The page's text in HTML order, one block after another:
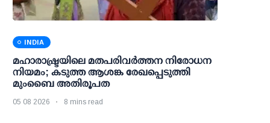
INDIA
മഹാരാഷ്ട്രയിലെ മതപരിവർത്തന നിരോധന
നിയമം; കടുത്ത ആശങ്ക രേഖപ്പെടുത്തി
മുംബൈ അതിരൂപത
05 08 2026 8 mins read